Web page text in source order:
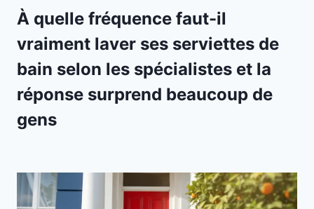
À quelle fréquence faut-il
vraiment laver ses serviettes de
bain selon les spécialistes et la
réponse surprend beaucoup de
gens